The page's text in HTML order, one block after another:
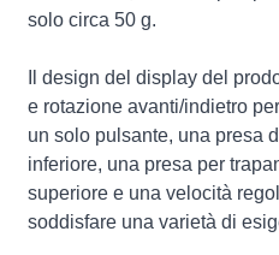
solo circa 50 g.
Il design del display del
e rotazione avanti/indietro
un solo pulsante, una presa
inferiore, una presa per
superiore e una velocità
soddisfare una varietà di